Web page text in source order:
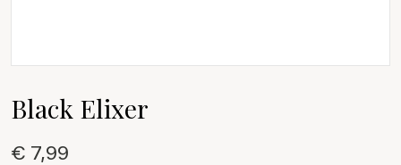
Black Elixer
€ 7,99